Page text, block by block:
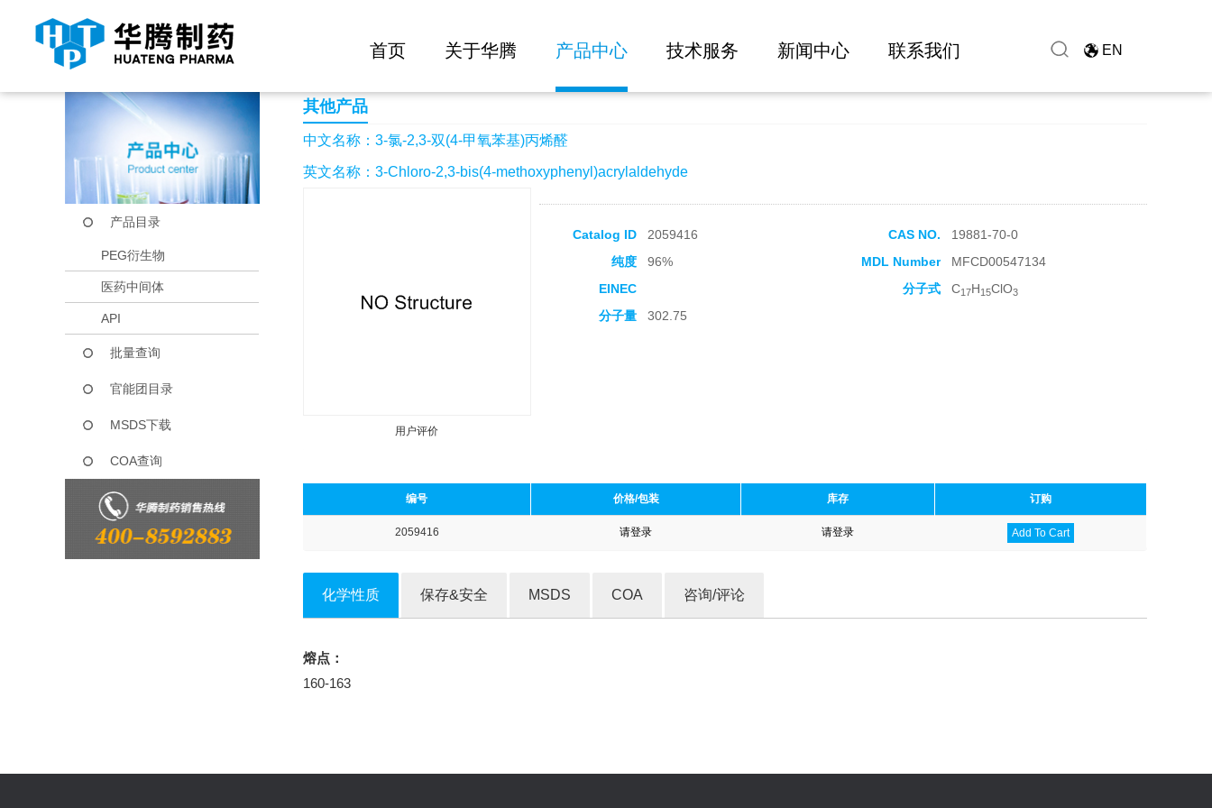
首页 关于华腾 产品中心 技术服务 新闻中心 联系我们 EN
当前位置： 首页 产品中心 3-氯-2,3-双(4-甲氧苯基)丙烯醛
产品目录
PEG衍生物
医药中间体
API
批量查询
官能团目录
MSDS下载
COA查询
其他产品
中文名称：3-氯-2,3-双(4-甲氧苯基)丙烯醛
英文名称：3-Chloro-2,3-bis(4-methoxyphenyl)acrylaldehyde
用户评价
Catalog ID 2059416 CAS NO.
19881-70-0
纯度
96% MDL Number
MFCD00547134
EINEC
分子式 C17H15ClO3
分子量 302.75
编号 价格/包装 库存 订购
2059416 请登录 请登录 Add To Cart
化学性质 保存&安全 MSDS COA 咨询/评论
熔点：
160-163